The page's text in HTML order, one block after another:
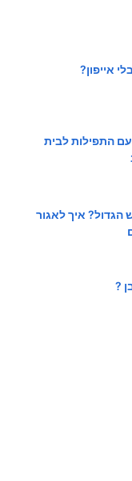
אייפון?
התפילות לבית
הגדול? איך לאגור
?